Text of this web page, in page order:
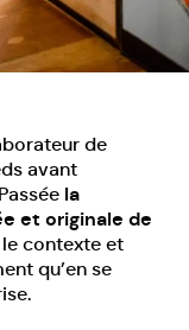
de
avant
la
et originale de
contexte et
qu’en se